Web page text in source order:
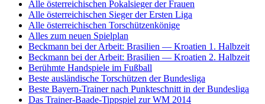
Alle österreichischen Pokalsieger der Frauen
Alle österreichischen Sieger der Ersten Liga
Alle österreichischen Torschützenkönige
Alles zum neuen Spielplan
Beckmann bei der Arbeit: Brasilien — Kroatien 1. Halbzeit
Beckmann bei der Arbeit: Brasilien — Kroatien 2. Halbzeit
Berühmte Handspiele im Fußball
Beste ausländische Torschützen der Bundesliga
Beste Bayern-Trainer nach Punkteschnitt in der Bundesliga
Das Trainer-Baade-Tippspiel zur WM 2014